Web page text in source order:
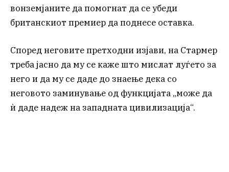
вонземјаните да помогнат да се убеди
британскиот премиер да поднесе оставка.
Според неговите претходни изјави, на Стармер
треба јасно да му се каже што мислат луѓето за
него и да му се даде до знаење дека со
неговото заминување од функцијата „може да
ѝ даде надеж на западната цивилизација“.